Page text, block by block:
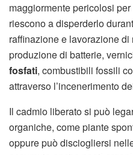
maggiormente pericolosi
riescono a disperderlo
raffinazione e lavorazione
produzione di batterie,
fosfati, combustibili fossili
attraverso l’incenerimento
Il cadmio liberato si può
organiche, come piante
oppure può disciogliersi